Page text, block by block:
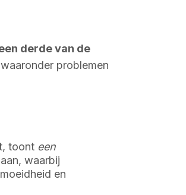
derde van de
problemen
toont een
waarbij
en